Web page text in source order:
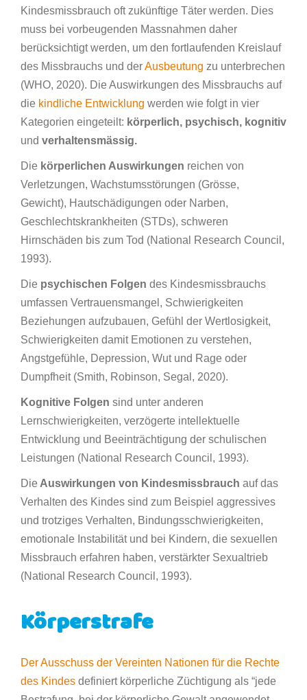
Kindesmissbrauch oft zukünftige Täter werden. Dies
muss bei vorbeugenden Massnahmen daher
berücksichtigt werden, um den fortlaufenden Kreislauf
des Missbrauchs und derAusbeutung zu unterbrechen
(WHO, 2020). Die Auswirkungen des Missbrauchs auf
die kindliche Entwicklung werden wie folgt in vier
Kategorien eingeteilt: körperlich, psychisch, kognitiv
und verhaltensmässig.
Die körperlichen Auswirkungen reichen von
Verletzungen, Wachstumsstörungen (Grösse,
Gewicht), Hautschädigungen oder Narben,
Geschlechtskrankheiten (STDs), schweren
Hirnschäden bis zum Tod (National Research Council,
1993).
Die psychischen Folgen des Kindesmissbrauchs
umfassen Vertrauensmangel, Schwierigkeiten
Beziehungen aufzubauen, Gefühl der Wertlosigkeit,
Schwierigkeiten damit Emotionen zu verstehen,
Angstgefühle, Depression, Wut und Rage oder
Dumpfheit (Smith, Robinson, Segal, 2020).
Kognitive Folgen sind unter anderen
Lernschwierigkeiten, verzögerte intellektuelle
Entwicklung und Beeinträchtigung der schulischen
Leistungen (National Research Council, 1993).
Die Auswirkungen von Kindesmissbrauch auf das
Verhalten des Kindes sind zum Beispiel aggressives
und trotziges Verhalten, Bindungsschwierigkeiten,
emotionale Instabilität und bei Kindern, die sexuellen
Missbrauch erfahren haben, verstärkter Sexualtrieb
(National Research Council, 1993).
Körperstrafe
Der Ausschuss der Vereinten Nationen für die Rechte
des Kindes definiert körperliche Züchtigung als “jede